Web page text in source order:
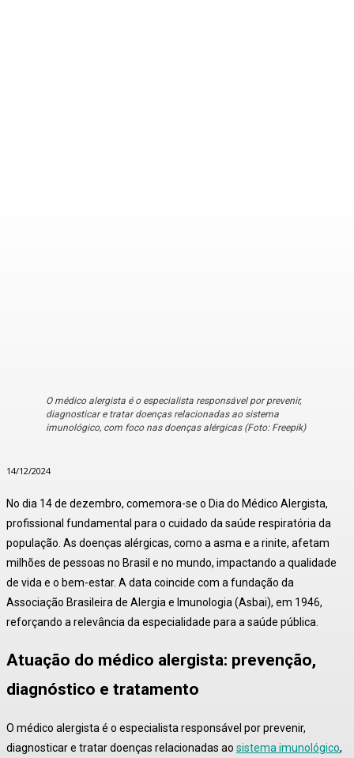
O médico alergista é o especialista responsável por prevenir,
diagnosticar e tratar doenças relacionadas ao sistema
imunológico, com foco nas doenças alérgicas (Foto: Freepik)
14/12/2024
No dia 14 de dezembro, comemora-se o Dia do Médico Alergista,
profissional fundamental para o cuidado da saúde respiratória da
população. As doenças alérgicas, como a asma e a rinite, afetam
milhões de pessoas no Brasil e no mundo, impactando a qualidade
de vida e o bem-estar. A data coincide com a fundação da
Associação Brasileira de Alergia e Imunologia (Asbai), em 1946,
reforçando a relevância da especialidade para a saúde pública.
Atuação do médico alergista: prevenção,
diagnóstico e tratamento
O médico alergista é o especialista responsável por prevenir,
diagnosticar e tratar doenças relacionadas ao sistema imunológico,